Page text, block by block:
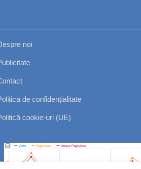
noi
de confidențialitate
cookie-uri (UE)